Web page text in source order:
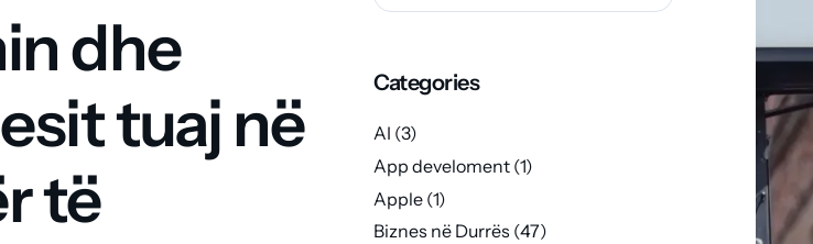
dhe
tuaj në
të
Categories
AI (3)
App develoment(1)
Apple(1)
Biznes në Durrës (47)